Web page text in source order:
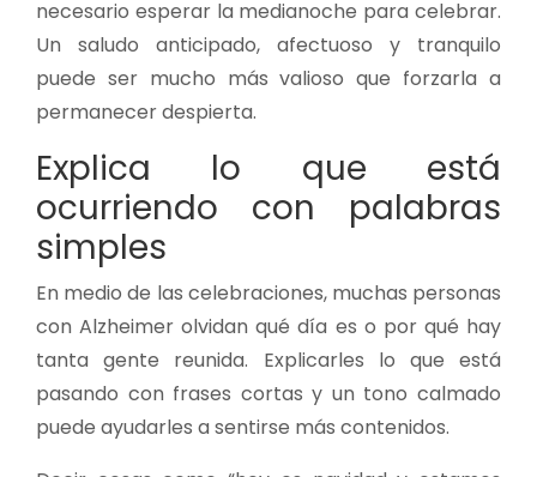
necesario esperar la medianoche para celebrar.
Un saludo anticipado, afectuoso y tranquilo
puede ser mucho más valioso que forzarla a
permanecer despierta.
Explica lo que está
ocurriendo con palabras
simples
En medio de las celebraciones, muchas personas
con Alzheimer olvidan qué día es o por qué hay
tanta gente reunida. Explicarles lo que está
pasando con frases cortas y un tono calmado
puede ayudarles a sentirse más contenidos.